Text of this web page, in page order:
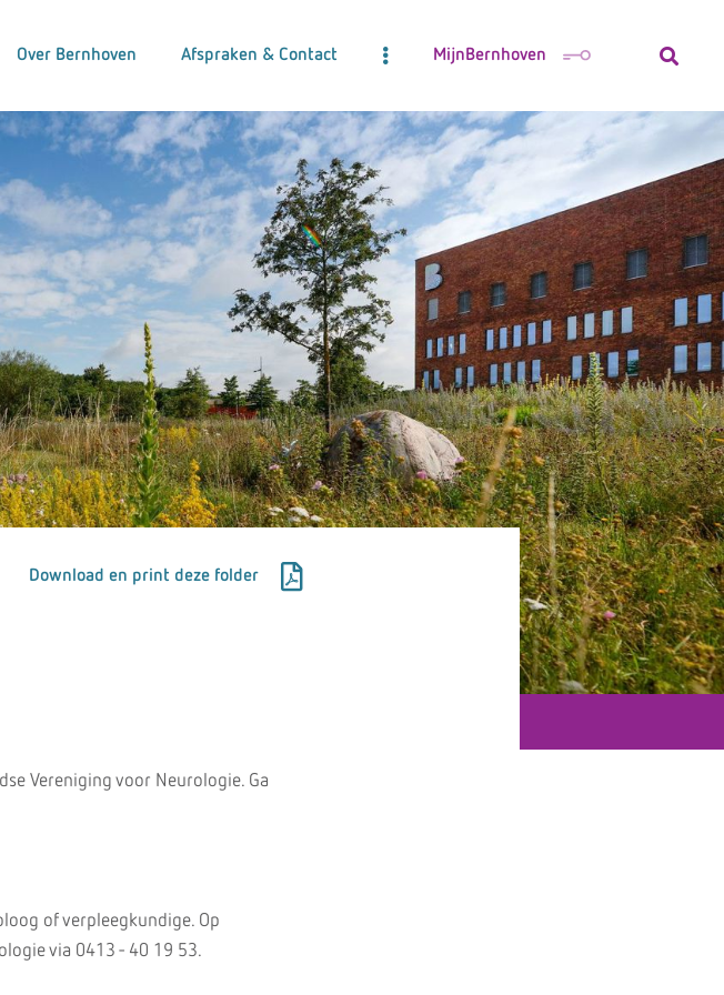
Over Bernhoven Afspraken & Contact MijnBernhoven
Download en print deze folder
Vereniging voor Neurologie. Ga
of verpleegkundige. Op
via 0413 - 40 19 53.